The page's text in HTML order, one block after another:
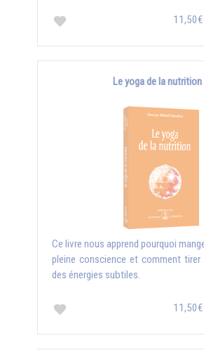
11,50€
Le yoga de la nutrition
Ce livre nous apprend pourquoi
pleine conscience et comment
des énergies subtiles.
11,50€